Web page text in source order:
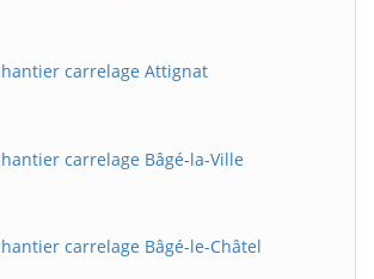
carrelage Attignat
carrelage Bâgé-la-Ville
carrelage Bâgé-le-Châtel